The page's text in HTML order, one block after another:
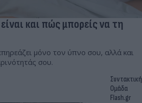
και πώς μπορείς να τη
μόνο τον ύπνο σου, αλλά και
σου.
Συντακτική
Ομάδα
Flash.gr